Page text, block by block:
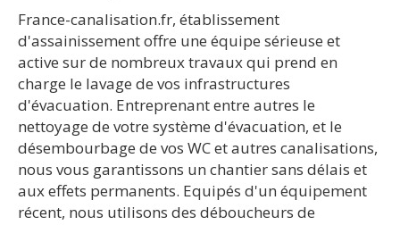
France-canalisation.fr, établissement
d'assainissement offre une équipe sérieuse et
active sur de nombreux travaux qui prend en
charge le lavage de vos infrastructures
d'évacuation. Entreprenant entre autres le
nettoyage de votre système d'évacuation, et le
désembourbage de vos WC et autres canalisations,
nous vous garantissons un chantier sans délais et
aux effets permanents. Equipés d'un équipement
récent, nous utilisons des déboucheurs de